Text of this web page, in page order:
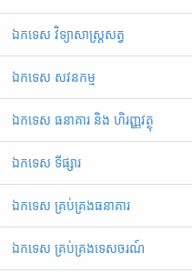
ឯកទេស វិទ្យាសាស្ត្រសត្វ
ឯកទេស សវនកម្ម
ឯកទេស ធនាគារ និង ហិរញ្ញវត្ថុ
ឯកទេស ទីផ្សារ
ឯកទេស គ្រប់គ្រងធនាគារ
ឯកទេស គ្រប់គ្រងទេសចរណ៍